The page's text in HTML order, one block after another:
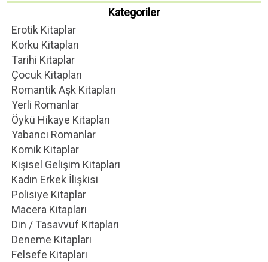
Kategoriler
Erotik Kitaplar
Korku Kitapları
Tarihi Kitaplar
Çocuk Kitapları
Romantik Aşk Kitapları
Yerli Romanlar
Öykü Hikaye Kitapları
Yabancı Romanlar
Komik Kitaplar
Kişisel Gelişim Kitapları
Kadın Erkek İlişkisi
Polisiye Kitaplar
Macera Kitapları
Din / Tasavvuf Kitapları
Deneme Kitapları
Felsefe Kitapları